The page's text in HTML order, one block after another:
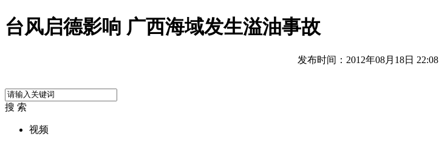
台风启德影响 广西海域发生溢油事故
发布时间：2012年08月18日 22:08
搜 索
视频